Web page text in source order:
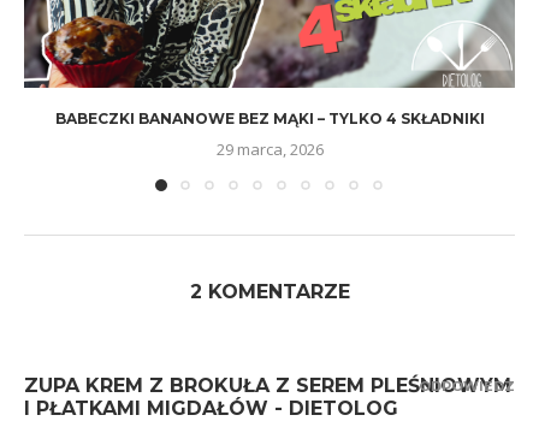
BABECZKI BANANOWE BEZ MĄKI – TYLKO 4 SKŁADNIKI
29 marca, 2026
2 KOMENTARZE
ZUPA KREM Z BROKUŁA Z SEREM PLEŚNIOWYM
I PŁATKAMI MIGDAŁÓW - DIETOLOG
ODPOWIEDZ